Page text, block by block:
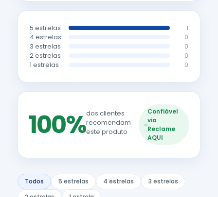
5 estrelas 1
4 estrelas 0
3 estrelas 0
2 estrelas 0
1 estrelas 0
100%dos clientes
recomendam
este produto
Confiável
via
Reclame
AQUI
Todos 5 estrelas 4 estrelas
3 estrelas